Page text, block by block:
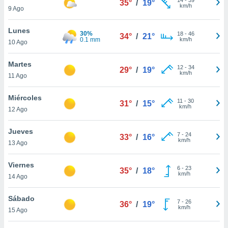
más
nuestra
y
de
disponible
cookies
aceptar
9 Ago
35° / 19°
km/h
Lunes
10 Ago
30%
0.1 mm
34° / 21° 18- 46
km/h
Martes
11 Ago
29° / 19° 12- 34
km/h
Miércoles
12 Ago
31° / 15° 11 - 30
km/h
Jueves
13 Ago
33° / 16° 7- 24
km/h
Viernes
14 Ago
35° / 18° 6- 23
km/h
Sábado
15 Ago
36° / 19° 7- 26
km/h